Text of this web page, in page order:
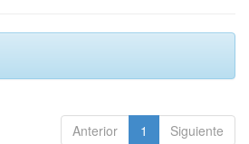
Anterior 1 Siguiente